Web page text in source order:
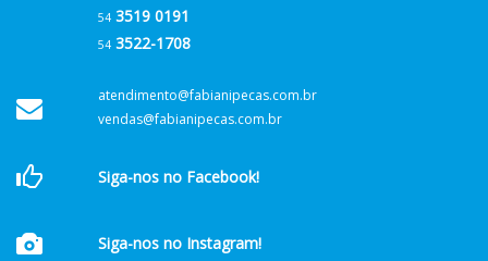
543519 0191
543522-1708
atendimento@fabianipecas.com.br
vendas@fabianipecas.com.br
Siga-nos no Facebook!
Siga-nos no Instagram!